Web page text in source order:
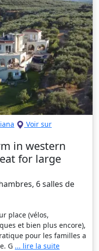
Voir sur
in western
for large
6 salles de
place (vélos,
et bien plus encore),
pour les familles a
G ... lire la suite